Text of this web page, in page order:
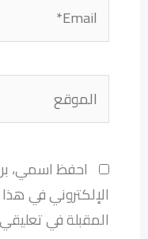
احفظ اسمي،
الإلكتروني في
المقبلة في